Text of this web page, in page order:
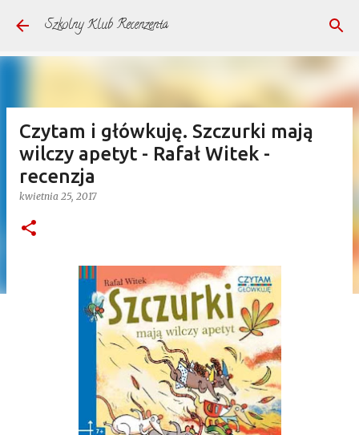
Przejdź do głównej zawartości
Szkolny Klub Recenzenta
Czytam i główkuję. Szczurki mają
wilczy apetyt - Rafał Witek -
recenzja
kwietnia 25, 2017